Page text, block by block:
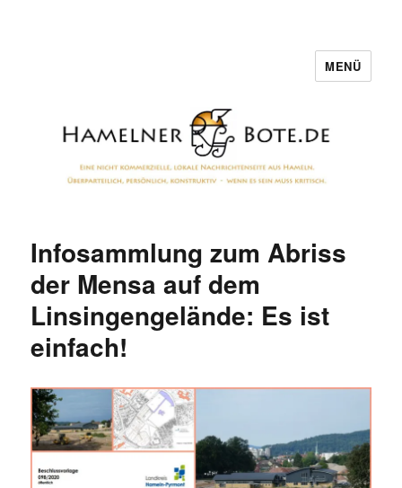
MENÜ
Infosammlung zum Abriss
der Mensa auf dem
Linsingengelände: Es ist
einfach!